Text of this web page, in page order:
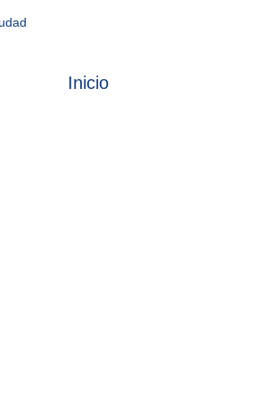
Inicio